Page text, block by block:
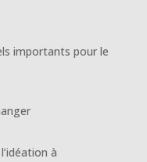
importants pour le
à